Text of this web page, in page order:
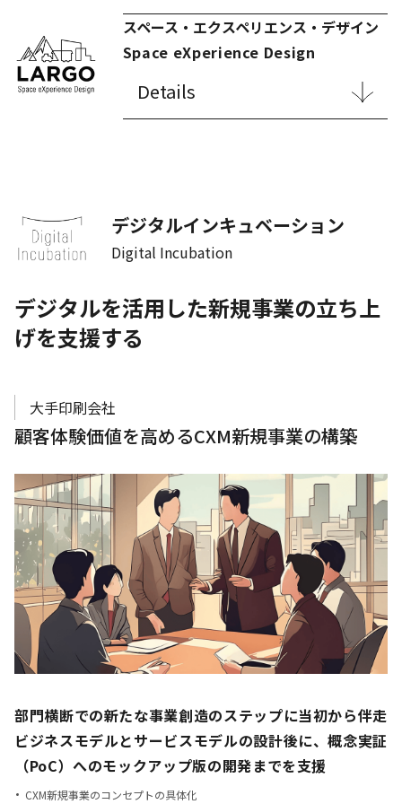
スペース・エクスペリエンス・デザイン
Space eXperience Design
Details
デジタルインキュベーション
Digital Incubation
デジタルを活用した新規事業の立ち上
げを支援する
大手印刷会社
顧客体験価値を高めるCXM新規事業の構築
部門横断での新たな事業創造のステップに当初から伴走
ビジネスモデルとサービスモデルの設計後に、概念実証
（PoC）へのモックアップ版の開発までを支援
CXM新規事業のコンセプトの具体化